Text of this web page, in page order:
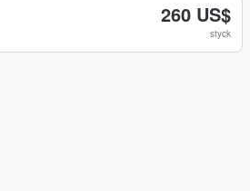
260 US$
styck